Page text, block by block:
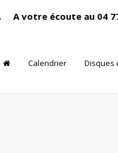
A votre écoute au 04
Calendrier Disques